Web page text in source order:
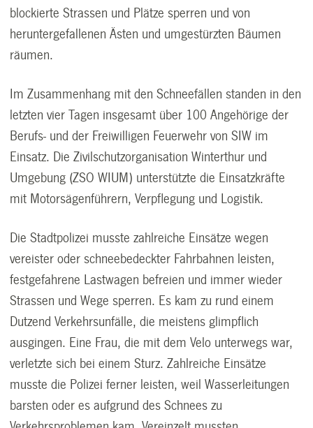
blockierte Strassen und Plätze sperren und von
heruntergefallenen Ästen und umgestürzten Bäumen
räumen.
Im Zusammenhang mit den Schneefällen standen in den
letzten vier Tagen insgesamt über 100 Angehörige der
Berufs- und der Freiwilligen Feuerwehr von SIW im
Einsatz. Die Zivilschutzorganisation Winterthur und
Umgebung (ZSO WIUM) unterstützte die Einsatzkräfte
mit Motorsägenführern, Verpflegung und Logistik.
Die Stadtpolizei musste zahlreiche Einsätze wegen
vereister oder schneebedeckter Fahrbahnen leisten,
festgefahrene Lastwagen befreien und immer wieder
Strassen und Wege sperren. Es kam zu rund einem
Dutzend Verkehrsunfälle, die meistens glimpflich
ausgingen. Eine Frau, die mit dem Velo unterwegs war,
verletzte sich bei einem Sturz. Zahlreiche Einsätze
musste die Polizei ferner leisten, weil Wasserleitungen
barsten oder es aufgrund des Schnees zu